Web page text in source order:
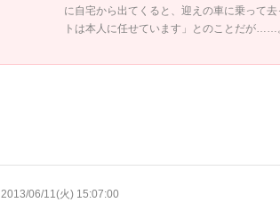
に自宅から出てくると、迎えの車に乗って
トは本人に任せています」とのことだが……
2013/06/11(火) 15:07:00